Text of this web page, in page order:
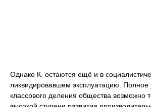
Однако К. остаются ещё и в
ликвидировавшем эксплуатацию. Полное
классового деления общества возможно